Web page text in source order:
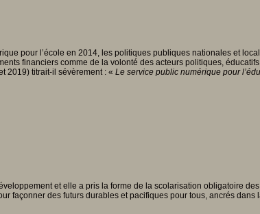
pour l’école en 2014, les politiques publiques nationales et
financiers comme de la volonté des acteurs politiques,
2019) titrait-il sévèrement : « Le service public numérique pour
et elle a pris la forme de la scolarisation obligatoire
façonner des futurs durables et pacifiques pour tous, ancrés